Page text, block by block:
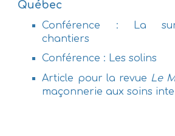
Québec
Conférence : La
chantiers
Conférence : Les solins
Article pour la revue Le
maçonnerie aux soins